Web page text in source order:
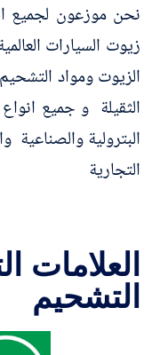
نحن موزعون لجميع
زيوت السيارات
الزيوت ومواد
الثقيلة و جميع
البترولية والصناعية
التجارية
العلامات
التشحيم